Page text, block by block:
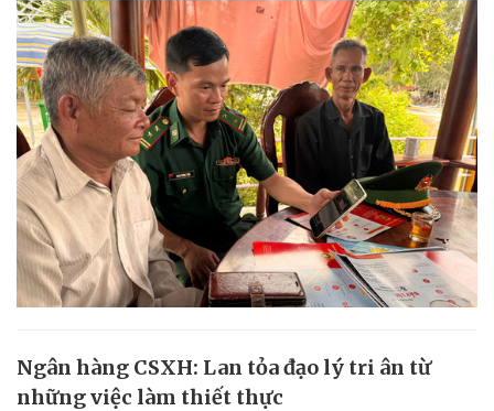
Ngân hàng CSXH: Lan tỏa đạo lý tri ân từ
những việc làm thiết thực